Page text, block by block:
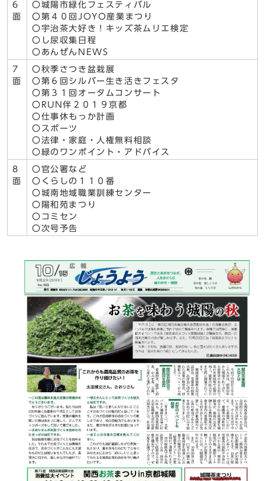
6
面
〇城陽市緑化フェスティバル
〇第４０回JOYO産業まつり
〇宇治茶大好き！キッズ茶ムリエ検定
〇し尿収集日程
〇あんぜんNEWS
7
面
〇秋季さつき盆栽展
〇第６回シルバー生き活きフェスタ
〇第３１回オータムコンサート
〇RUN伴２０１９京都
〇仕事休もっか計画
〇スポーツ
〇法律・家庭・人権無料相談
〇緑のワンポイント・アドバイス
8
面
〇官公署など
〇くらしの１１０番
〇城南地域職業訓練センター
〇陽和苑まつり
〇コミセン
〇次号予告